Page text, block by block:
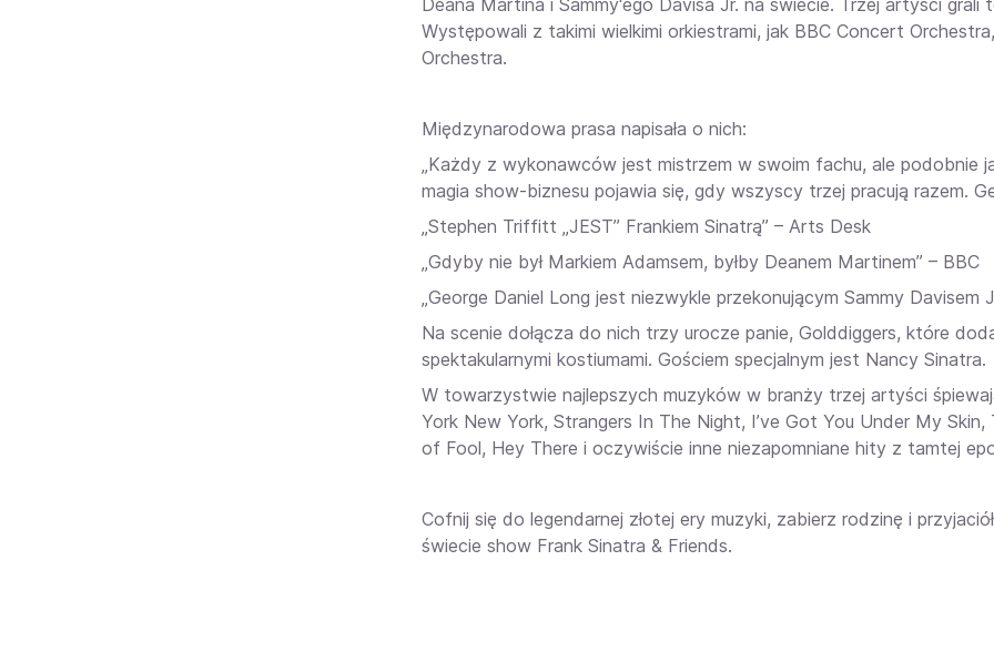
Występowali z takimi wielkimi orkiestrami, jak BBC Concert
Orchestra.
Międzynarodowa prasa napisała o nich:
„Każdy z wykonawców jest mistrzem w swoim fachu, ale podobnie
magia show-biznesu pojawia się, gdy wszyscy trzej pracują razem.
„Stephen Triffitt „JEST” Frankiem Sinatrą” – Arts Desk
„Gdyby nie był Markiem Adamsem, byłby Deanem Martinem” – BBC
„George Daniel Long jest niezwykle przekonującym Sammy Davisem
Na scenie dołącza do nich trzy urocze panie, Golddiggers, które
spektakularnymi kostiumami. Gościem specjalnym jest Nancy Sinatra.
W towarzystwie najlepszych muzyków w branży trzej artyści
York New York, Strangers In The Night, I’ve Got You Under My
of Fool, Hey There i oczywiście inne niezapomniane hity z tamtej
Cofnij się do legendarnej złotej ery muzyki, zabierz rodzinę i
świecie show Frank Sinatra & Friends.